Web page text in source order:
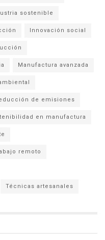
sostenible
Innovación social
Manufactura avanzada
de emisiones
en manufactura
remoto
Técnicas artesanales